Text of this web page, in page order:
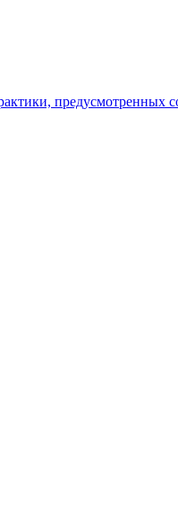
предусмотренных